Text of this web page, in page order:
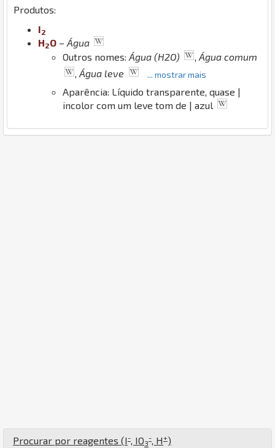
Produtos:
I2
H2O – Água
Outros nomes: Água (H2O) ,Água comum
,Água leve ... mostrar mais
Aparência: Líquido transparente, quase |
incolor com um leve tom de | azul
Procurar por reagentes (I -, IO3
-, H+)